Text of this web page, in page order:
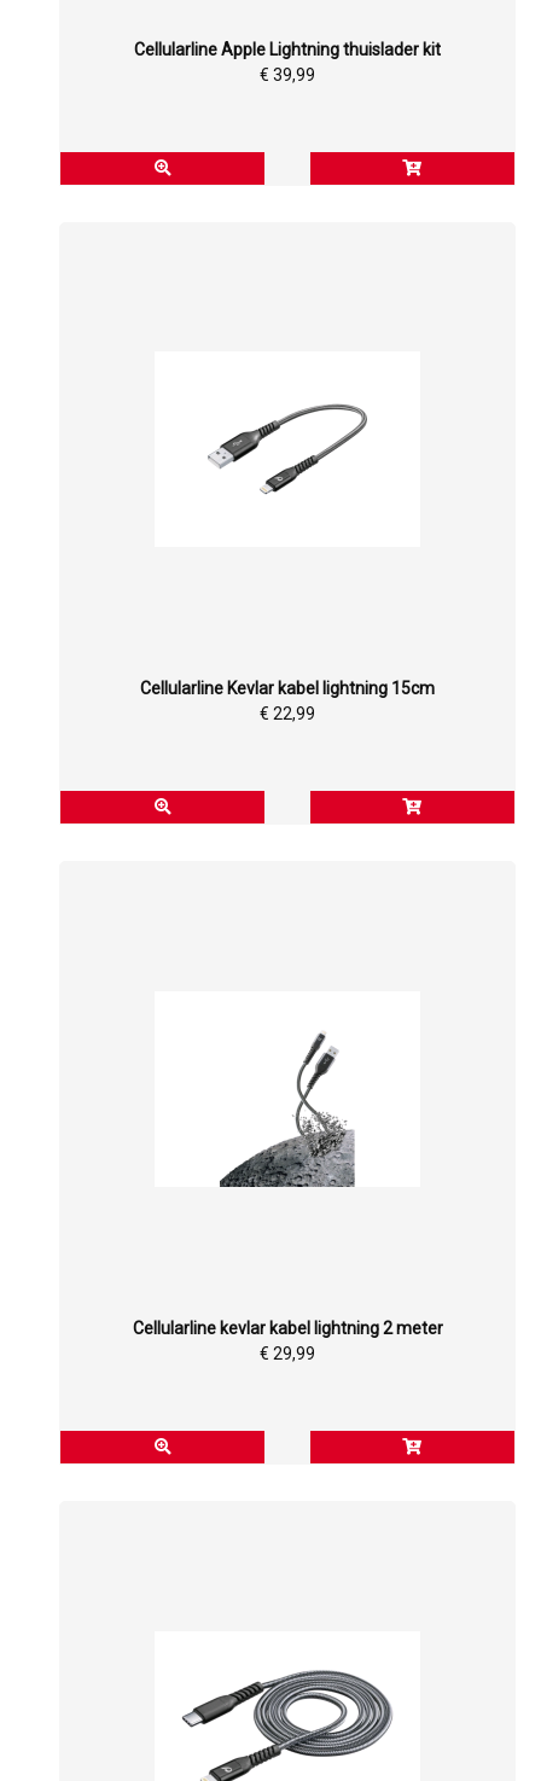
Cellularline Apple Lightning thuislader kit
€ 39,99
Cellularline Kevlar kabel lightning 15cm
€ 22,99
Cellularline kevlar kabel lightning 2 meter
€ 29,99